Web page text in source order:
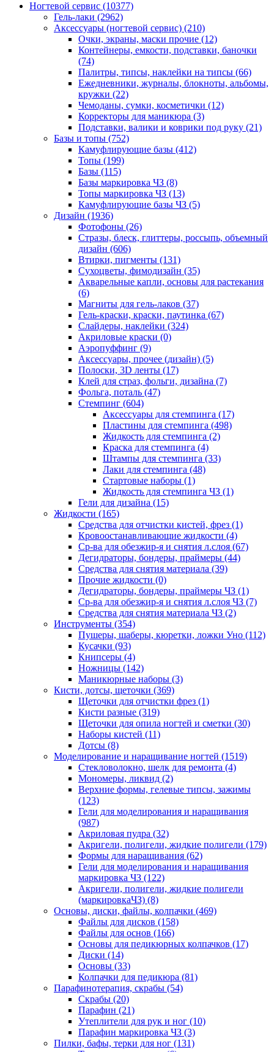
Ногтевой сервис (10377)
Гель-лаки (2962)
Аксессуары (ногтевой сервис) (210)
Очки, экраны, маски прочие (12)
Контейнеры, емкости, подставки, баночки
(74)
Палитры, типсы, наклейки на типсы (66)
Ежедневники, журналы, блокноты, альбомы,
кружки (22)
Чемоданы, сумки, косметички (12)
Корректоры для маникюра (3)
Подставки, валики и коврики под руку (21)
Базы и топы (752)
Камуфлирующие базы (412)
Топы (199)
Базы (115)
Базы маркировка ЧЗ (8)
Топы маркировка ЧЗ (13)
Камуфлирующие базы ЧЗ (5)
Дизайн (1936)
Фотофоны (26)
Стразы, блеск, глиттеры, россыпь, объемный
дизайн (606)
Втирки, пигменты (131)
Сухоцветы, фимодизайн (35)
Акварельные капли, основы для растекания
(6)
Магниты для гель-лаков (37)
Гель-краски, краски, паутинка (67)
Слайдеры, наклейки (324)
Акриловые краски (0)
Аэропуффинг (9)
Аксессуары, прочее (дизайн) (5)
Полоски, 3D ленты (17)
Клей для страз, фольги, дизайна (7)
Фольга, поталь (47)
Стемпинг (604)
Аксессуары для стемпинга (17)
Пластины для стемпинга (498)
Жидкость для стемпинга (2)
Краска для стемпинга (4)
Штампы для стемпинга (33)
Лаки для стемпинга (48)
Стартовые наборы (1)
Жидкость для стемпинга ЧЗ (1)
Гели для дизайна (15)
Жидкости (165)
Средства для отчистки кистей, фрез (1)
Кровоостанавливающие жидкости (4)
Ср-ва для обезжир-я и снятия л.слоя (67)
Дегидраторы, бондеры, праймеры (44)
Средства для снятия материала (39)
Прочие жидкости (0)
Дегидраторы, бондеры, праймеры ЧЗ (1)
Ср-ва для обезжир-я и снятия л.слоя ЧЗ (7)
Средства для снятия материала ЧЗ (2)
Инструменты (354)
Пушеры, шаберы, кюретки, ложки Уно (112)
Кусачки (93)
Книпсеры (4)
Ножницы (142)
Маникюрные наборы (3)
Кисти, дотсы, щеточки (369)
Щеточки для отчистки фрез (1)
Кисти разные (319)
Щеточки для опила ногтей и сметки (30)
Наборы кистей (11)
Дотсы (8)
Моделирование и наращивание ногтей (1519)
Стекловолокно, шелк для ремонта (4)
Мономеры, ликвид (2)
Верхние формы, гелевые типсы, зажимы
(123)
Гели для моделирования и наращивания
(987)
Акриловая пудра (32)
Акригели, полигели, жидкие полигели (179)
Формы для наращивания (62)
Гели для моделирования и наращивания
маркировка ЧЗ (122)
Акригели, полигели, жидкие полигели
(маркировкаЧЗ) (8)
Основы, диски, файлы, колпачки (469)
Файлы для дисков (158)
Файлы для основ (166)
Основы для педикюрных колпачков (17)
Диски (14)
Основы (33)
Колпачки для педикюра (81)
Парафинотерапия, скрабы (54)
Скрабы (20)
Парафин (21)
Утеплители для рук и ног (10)
Парафин маркировка ЧЗ (3)
Пилки, бафы, терки для ног (131)